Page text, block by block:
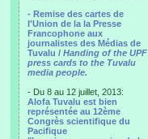
- Remise des cartes de
l'Union de la la Presse
Francophone aux
journalistes des Médias de
Tuvalu / Handing of the UPF
press cards to the Tuvalu
media people.
- Du 8 au 12 juillet, 2013:
Alofa Tuvalu est bien
représentée au 12ème
Congrès scientifique du
Pacifique